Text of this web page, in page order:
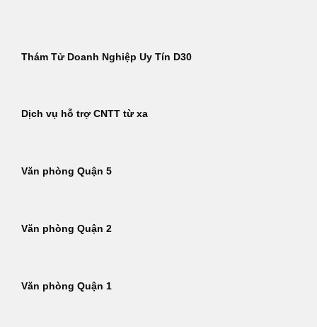
dungThám Tử Doanh Nghiệp Uy Tín D30
Dịch vụ hỗ trợ CNTT từ xa
Văn phòng Quận 5
Văn phòng Quận 2
Văn phòng Quận 1